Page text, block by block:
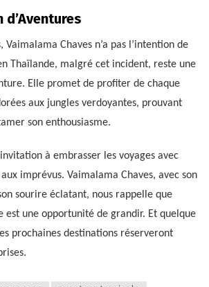
d’Aventures
Vaimalama Chaves n’a pas l’intention de
Thaïlande, malgré cet incident, reste une
Elle promet de profiter de chaque
aux jungles verdoyantes, prouvant
son enthousiasme.
à embrasser les voyages avec
imprévus. Vaimalama Chaves, avec son
sourire éclatant, nous rappelle que
est une opportunité de grandir. Et quelque
prochaines destinations réserveront